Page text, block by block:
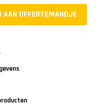
AAN OFFERTEMANDJE